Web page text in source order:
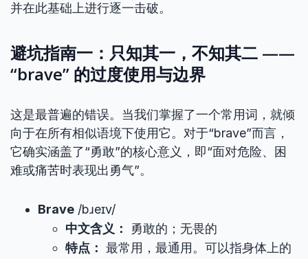
并在此基础上进行逐一击破。
避坑指南一：只知其一，不知其二 ——
“brave” 的过度使用与边界
这是最普遍的错误。当我们掌握了一个常用词，就倾
向于在所有相似语境下使用它。对于“brave”而言，
它确实涵盖了“勇敢”的核心意义，即“面对危险、困
难或痛苦时表现出勇气”。
Brave /bɹeɪv/
中文含义：
勇敢的；无畏的
特点： 最常用，最通用。可以指身体上的